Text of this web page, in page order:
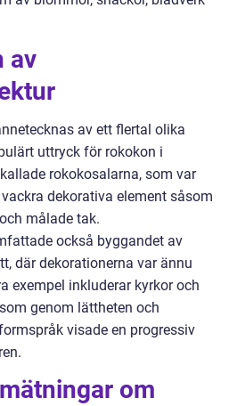
av
av ett flertal olika
uttryck för rokokon i
rokokosalarna, som var
dekorativa element såsom
målade tak.
också byggandet av
där dekorationerna var ännu
exempel inkluderar kyrkor och
genom lättheten och
visade en progressiv
om